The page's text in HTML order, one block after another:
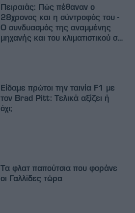
Πειραιάς: Πώς πέθαναν ο
28χρονος και η σύντροφός του -
Ο συνδυασμός της αναμμένης
μηχανής και του κλιματιστικού σε
Είδαμε πρώτοι την ταινία F1 με
τον Brad Pitt: Τελικά αξίζει ή
όχι;
Τα φλατ παπούτσια που φοράνε
οι Γαλλίδες τώρα